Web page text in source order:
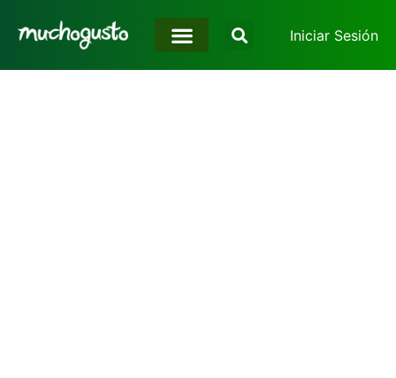
Iniciar Sesión